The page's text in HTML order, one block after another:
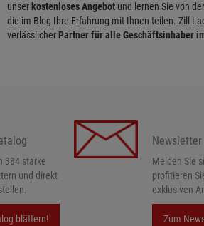
unser kostenloses Angebot und lernen Sie von
die im Blog Ihre Erfahrung mit Ihnen teilen. Zill
verlässlicher Partner für alle Geschäftsinhaber
384 starke
und direkt
blättern!
Newsletter
Melden Sie
profitieren
exklusiven
Zum